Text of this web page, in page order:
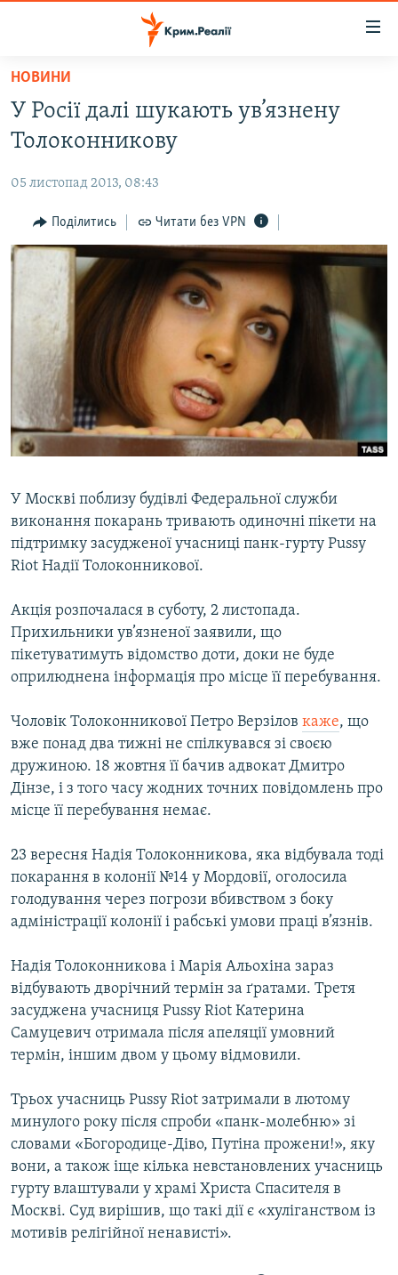
Перейти
основного
матеріалу
до
навігації
Перейти
ВОДА.КРИМ
ПОЛІТИКА
БЛОГИ
ПОГЛЯД
ІНТЕРВ'Ю
ВСЕ ЗА ДЕНЬ
СПЕЦПРОЕКТИ
ДЕПОРТАЦІЯ
ВІДЕОУРОКИ «ELIFBE»
СВІДЧЕННЯ ОКУПАЦІЇ
ЯК ОБІЙТИ БЛОКУВАННЯ
Русский
Qırımtatar
НОВИНИ
У Росії далі шукають ув’язнену
Толоконникову
05 листопад 2013, 08:43
Поділитись Читати без VPN
У Москві поблизу будівлі Федеральної служби
виконання покарань тривають одиночні пікети на
підтримку засудженої учасниці панк-гурту Pussy
Riot Надії Толоконникової.
Акція розпочалася в суботу, 2 листопада.
Прихильники ув’язненої заявили, що
пікетуватимуть відомство доти, доки не буде
оприлюднена інформація про місце її перебування.
Чоловік Толоконникової Петро Верзілов каже, що
вже понад два тижні не спілкувався зі своєю
дружиною. 18 жовтня її бачив адвокат Дмитро
Дінзе, і з того часу жодних точних повідомлень про
місце її перебування немає.
23 вересня Надія Толоконникова, яка відбувала тоді
покарання в колонії №14 у Мордовії, оголосила
голодування через погрози вбивством з боку
адміністрації колонії і рабські умови праці в’язнів.
Надія Толоконникова і Марія Альохіна зараз
відбувають дворічний термін за ґратами. Третя
засуджена учасниця Pussy Riot Катерина
Самуцевич отримала після апеляції умовний
термін, іншим двом у цьому відмовили.
Трьох учасниць Pussy Riot затримали в лютому
минулого року після спроби «панк-молебню» зі
словами «Богородице-Діво, Путіна прожени!», яку
вони, а також іще кілька невстановлених учасниць
гурту влаштували у храмі Христа Спасителя в
Москві. Суд вирішив, що такі дії є «хуліганством із
мотивів релігійної ненависті».